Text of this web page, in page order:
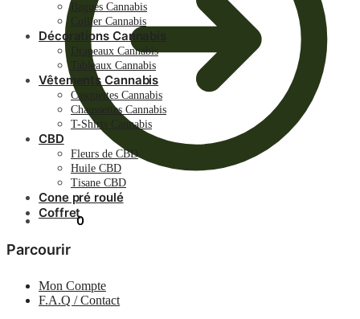
0.00€ 0
Bagues Cannabis
Collier Cannabis
Décorations Cannabis
Drapeaux Cannabis
Tableaux Cannabis
Vêtements Cannabis
Casquettes Cannabis
Chaussettes Cannabis
T-Shirts Cannabis
CBD
Fleurs de CBD
Huile CBD
Tisane CBD
Cone pré roulé
Coffret
Parcourir
Mon Compte
F.A.Q / Contact